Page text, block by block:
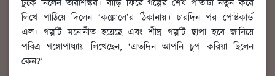
টুকে নিলেন তারাশঙ্কর। বাড়ি ফিরে গল্পের শেষ পাতাটা নতুন করে
লিখে পাঠিয়ে দিলেন ‘কল্লোলে’র ঠিকানায়। চারদিন পর পোষ্টকার্ড
এল। গল্পটি মনোনীত হয়েছে এবং শীঘ্র গল্পটি ছাপা হবে জানিয়ে
পবিত্র গঙ্গোপাধ্যায় লিখেছেন, ‘এতদিন আপনি চুপ করিয়া ছিলেন
কেন?’